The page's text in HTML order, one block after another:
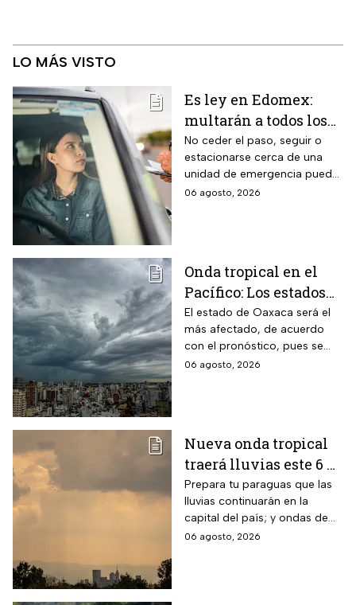
LO MÁS VISTO
Es ley en Edomex:
multarán a todos los
conductores que
cometan este error
frente a ambulancias
y patrullas
No ceder el paso, seguir o
estacionarse cerca de una
unidad de emergencia puede
generar una multa de más de
06 agosto, 2026
Onda tropical en el
Pacífico: Los estados
donde lloverá más
fuerte este jueves y
viernes
El estado de Oaxaca será el
más afectado, de acuerdo
con el pronóstico, pues se
prevén lluvias intensas con
06 agosto, 2026
Nueva onda tropical
traerá lluvias este 6 de
agosto; Monzón
mexicano aumentará
las temperaturas este
jueves
Prepara tu paraguas que las
lluvias continuarán en la
capital del país; y ondas de
calor afectarán el norte de
06 agosto, 2026